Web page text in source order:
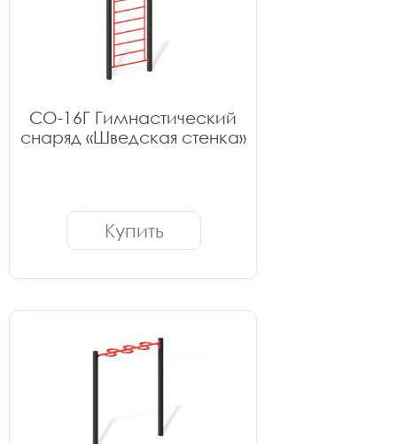
СО-16Г Гимнастический
снаряд «Шведская стенка»
Купить